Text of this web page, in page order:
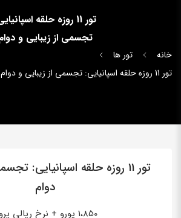
خانه
تور ها
تور 11 روزه حلقه اسپانیایی: تجسمی از زیبایی و دوام
تور 11 روزه حلقه
تجسمی از زیبایی و
تور 11 روزه حلقه اسپانیایی:
دوام
1،850 یورو + نرخ ریالی پرواز